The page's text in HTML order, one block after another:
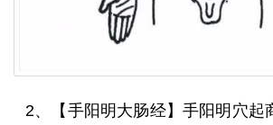
2、【手阳明大肠经】手阳明穴起